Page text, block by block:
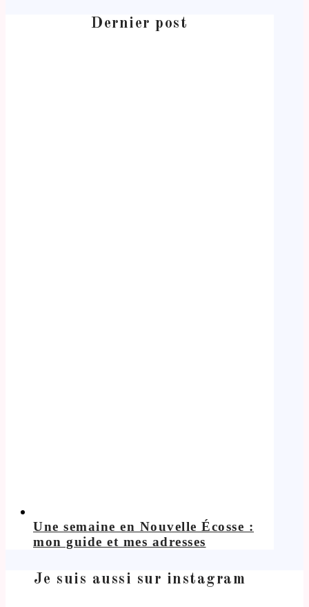
Dernier post
Une semaine en Nouvelle Écosse :
mon guide et mes adresses
Je suis aussi sur instagram